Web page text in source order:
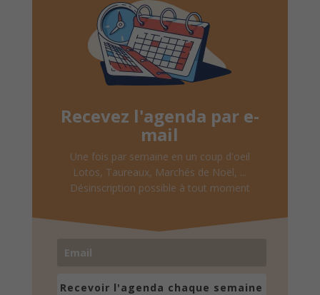
Recevez l'agenda par e-
mail
Une fois par semaine en un coup d'oeil
Lotos, Taureaux, Marchés de Noël, ...
Désinscription possible à tout moment
Recevoir l'agenda chaque semaine